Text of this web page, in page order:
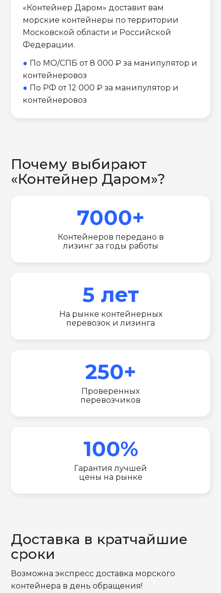
«Контейнер Даром» доставит вам
морские контейнеры по территории
Московской области и Российской
Федерации.
● По МО/СПБ от 8 000 ₽ за манипулятор и
контейнеровоз
● По РФ от 12 000 ₽ за манипулятор и
контейнеровоз
Почему выбирают
«Контейнер Даром»?
7000+
Контейнеров передано в
лизинг за годы работы
5 лет
На рынке контейнерных
перевозок и лизинга
250+
Проверенных
перевозчиков
100%
Гарантия лучшей
цены на рынке
Доставка в кратчайшие
сроки
Возможна экспресс доставка морского
контейнера в день обращения!